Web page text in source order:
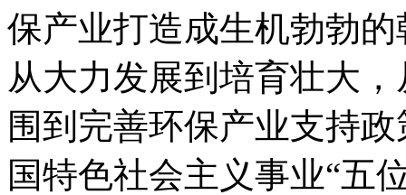
保产业打造成生机勃勃
从大力发展到培育壮大
围到完善环保产业支持
国特色社会主义事业“五